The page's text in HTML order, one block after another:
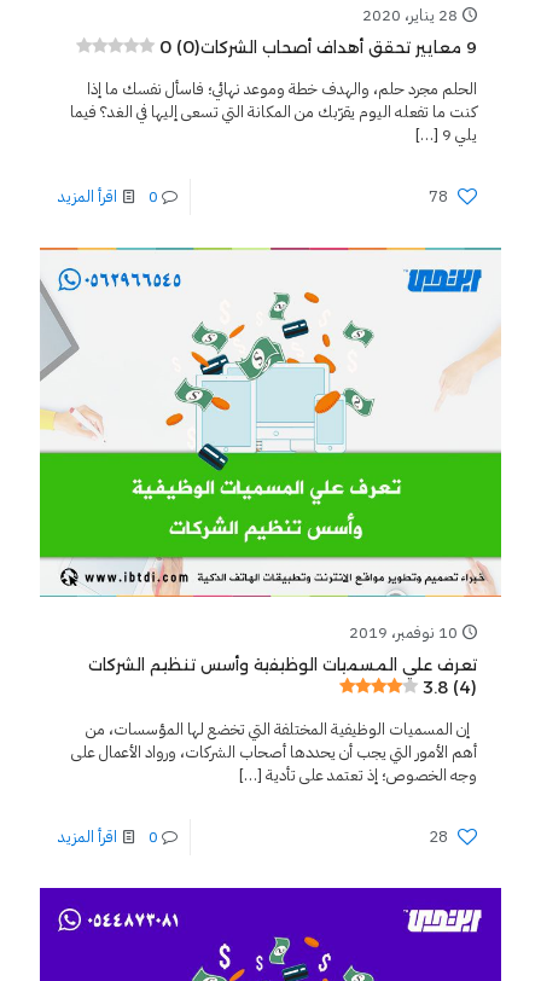
28 يناير، 2020
9 معايير تحقق أهداف أصحاب الشركات 0 (0)
الحلم مجرد حلم، والهدف خطة وموعد نهائي؛ فاسأل نفسك ما إذا
كنت ما تفعله اليوم يقرّبك من المكانة التي تسعى إليها في الغد؟ فيما
يلي 9
[…]
78
0 اقرأ المزيد
10 نوفمبر، 2019
تعرف علي المسميات الوظيفية وأسس تنظيم الشركات
3.8 (4)
إن المسميات الوظيفية المختلفة التي تخضع لها المؤسسات، من
أهم الأمور التي يجب أن يحددها أصحاب الشركات، ورواد الأعمال على
وجه الخصوص؛ إذ تعتمد على تأدية […]
28
0 اقرأ المزيد